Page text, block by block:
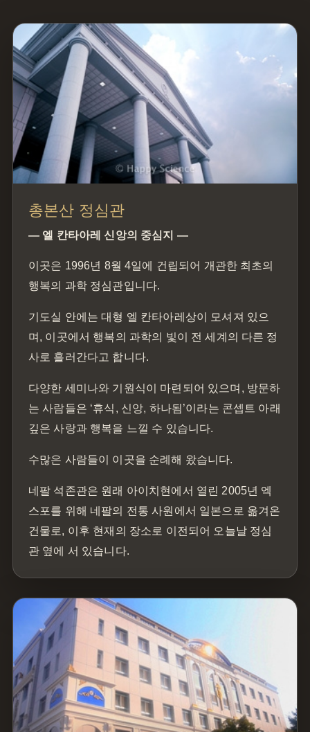
총본산 정심관
— 엘 칸타아레 신앙의 중심지 —
이곳은 1996년 8월 4일에 건립되어 개관한 최초의
행복의 과학 정심관입니다.
기도실 안에는 대형 엘 칸타아레상이 모셔져 있으
며, 이곳에서 행복의 과학의 빛이 전 세계의 다른 정
사로 흘러간다고 합니다.
다양한 세미나와 기원식이 마련되어 있으며, 방문하
는 사람들은 ‘휴식, 신앙, 하나됨’이라는 콘셉트 아래
깊은 사랑과 행복을 느낄 수 있습니다.
수많은 사람들이 이곳을 순례해 왔습니다.
네팔 석존관은 원래 아이치현에서 열린 2005년 엑
스포를 위해 네팔의 전통 사원에서 일본으로 옮겨온
건물로, 이후 현재의 장소로 이전되어 오늘날 정심
관 옆에 서 있습니다.